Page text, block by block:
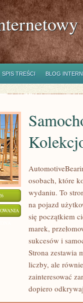
SPIS TREŚCI BLOG
SAMOCHODY
ZABYTKOWE
osobach, które
wydaniu. To
na pojazd
się początkiem
marek,
sukcesów i
Strona zestawia
liczby, ale
zainteresować
dopiero